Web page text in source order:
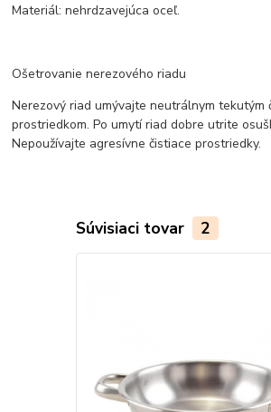
Materiál: nehrdzavejúca oceľ.
Ošetrovanie nerezového riadu
Nerezový riad umývajte neutrálnym tekutým
prostriedkom. Po umytí riad dobre utrite
Nepoužívajte agresívne čistiace prostriedky.
Súvisiaci tovar 2